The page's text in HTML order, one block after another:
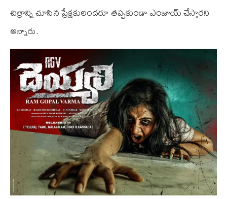
చిత్రాన్ని చూసిన ప్రేక్షకులందరూ తప్పకుండా ఎంజాయ్ చేస్తారని
అన్నారు.